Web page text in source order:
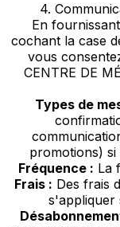
4.
En
cochant la case
vous
CENTRE DE
Types de
promotions)
Fréquence : La
Frais : Des frais
s'appliquer